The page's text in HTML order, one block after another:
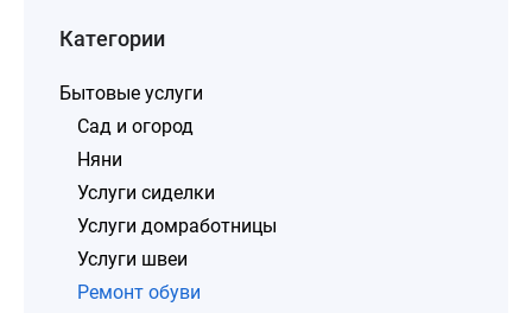
Категории
Бытовые услуги
Сад и огород
Няни
Услуги сиделки
Услуги домработницы
Услуги швеи
Ремонт обуви